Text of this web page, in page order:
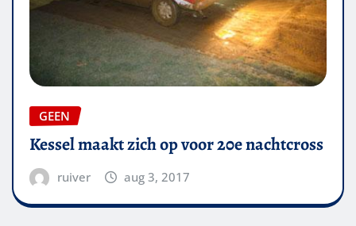
GEEN
Kessel maakt zich op voor 20e nachtcross
ruiver aug 3, 2017